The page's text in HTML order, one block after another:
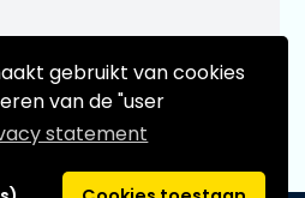
gebruikt van cookies
van de "user
statement